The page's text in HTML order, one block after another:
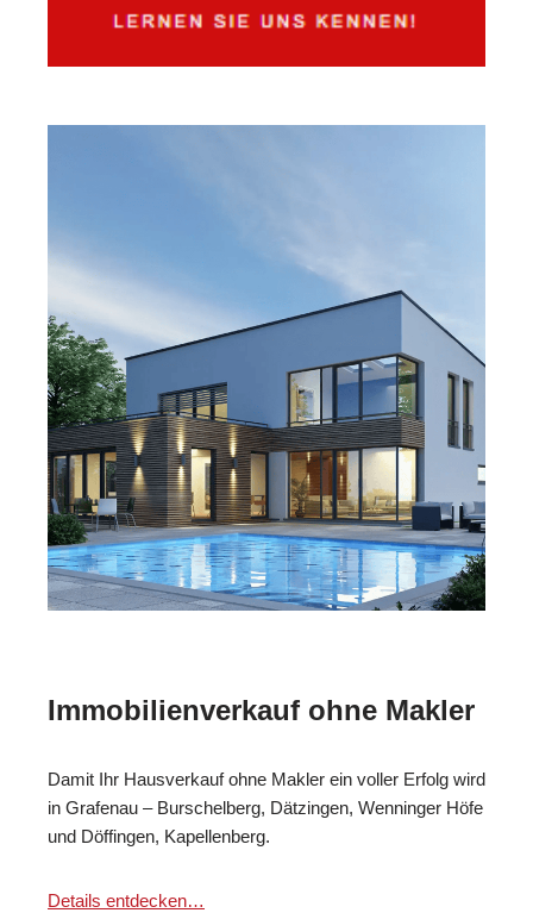
Immobilienverkauf ohne Makler
Damit Ihr Hausverkauf ohne Makler ein voller Erfolg wird
in Grafenau – Burschelberg, Dätzingen, Wenninger Höfe
und Döffingen, Kapellenberg.
Details entdecken…